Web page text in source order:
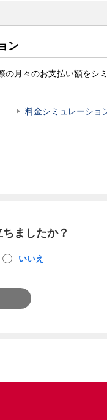
ン
の月々のお支払い額をシミ
料金シミュレーショ
ましたか？
いいえ